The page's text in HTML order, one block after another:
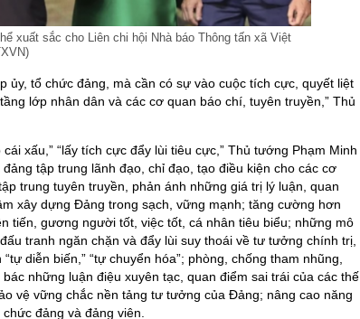
xuất sắc cho Liên chi hội Nhà báo Thông tấn xã Việt
ủy, tổ chức đảng, mà cần có sự vào cuộc tích cực, quyết liệt
lớp nhân dân và các cơ quan báo chí, tuyên truyền,” Thủ
xấu,” “lấy tích cực đẩy lùi tiêu cực,” Thủ tướng Phạm Minh
tập trung lãnh đạo, chỉ đạo, tạo điều kiện cho các cơ
trung tuyên truyền, phản ánh những giá trị lý luận, quan
xây dựng Đảng trong sạch, vững mạnh; tăng cường hơn
tiến, gương người tốt, việc tốt, cá nhân tiêu biểu; những mô
tranh ngăn chặn và đẩy lùi suy thoái về tư tưởng chính trị,
diễn biến,” “tự chuyển hóa”; phòng, chống tham nhũng,
những luận điệu xuyên tạc, quan điểm sai trái của các thế
vệ vững chắc nền tảng tư tưởng của Đảng; nâng cao năng
đảng và đảng viên.